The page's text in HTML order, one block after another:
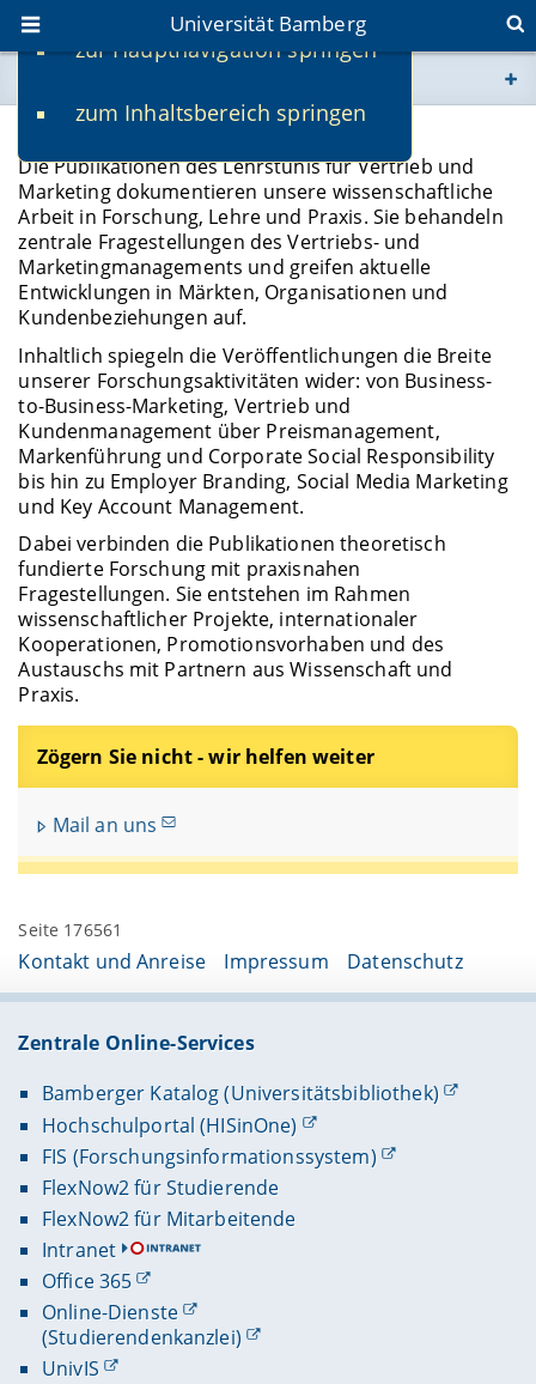
zur Hauptnavigation springen
zum Inhaltsbereich springen
Universität Bamberg
www.uni-bamberg.de
univis.uni-bamberg.de
fis.uni-bamberg.de
Zögern Sie nicht - wir helfen weiter
Mail an uns
Publikationen
Die Publikationen des Lehrstuhls für Vertrieb und
Marketing dokumentieren unsere wissenschaftliche
Arbeit in Forschung, Lehre und Praxis. Sie behandeln
zentrale Fragestellungen des Vertriebs- und
Marketingmanagements und greifen aktuelle
Entwicklungen in Märkten, Organisationen und
Kundenbeziehungen auf.
Inhaltlich spiegeln die Veröffentlichungen die Breite
unserer Forschungsaktivitäten wider: von Business-
to-Business-Marketing, Vertrieb und
Kundenmanagement über Preismanagement,
Markenführung und Corporate Social Responsibility
bis hin zu Employer Branding, Social Media Marketing
und Key Account Management.
Dabei verbinden die Publikationen theoretisch
fundierte Forschung mit praxisnahen
Fragestellungen. Sie entstehen im Rahmen
wissenschaftlicher Projekte, internationaler
Kooperationen, Promotionsvorhaben und des
Austauschs mit Partnern aus Wissenschaft und
Praxis.
Seite 176561
Kontakt und Anreise Impressum Datenschutz
Zentrale Online-Services
Bamberger Katalog (Universitätsbibliothek)
Hochschulportal (HISinOne)
FIS (Forschungsinformationssystem)
FlexNow2 für Studierende
FlexNow2 für Mitarbeitende
Intranet
Office 365
Online-Dienste
(Studierendenkanzlei)
UnivIS